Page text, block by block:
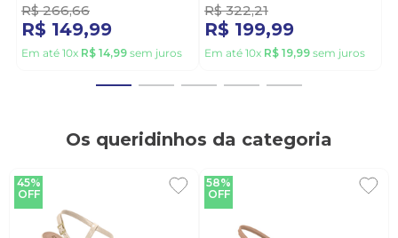
R$ 266,66
R$ 149,99
Em até 10x R$ 14,99 sem juros
R$ 322,21
R$ 199,99
Em até 10x R$ 19,99 sem juros
Os queridinhos da categoria
45%
OFF
58%
OFF